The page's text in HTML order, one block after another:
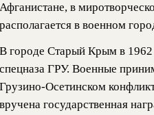
Афганистане, в
располагается в военном
В городе Старый Крым в
спецназа ГРУ. Военные
Грузино-Осетинском
вручена государственная